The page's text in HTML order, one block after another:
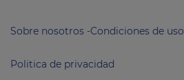
Sobre nosotros -Condiciones de uso
Politica de privacidad